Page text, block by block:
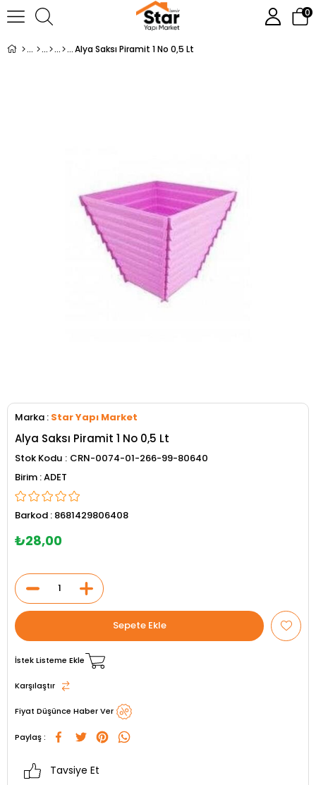
0
Alya Saksı Piramit 1 No 0,5 Lt
Marka : Star Yapı Market
Alya Saksı Piramit 1 No 0,5 Lt
Stok Kodu
CRN-0074-01-266-99-80640
ADET
Barkod : 8681429806408
₺28,00
İstek Listeme Ekle
Karşılaştır
Fiyat Düşünce Haber Ver
Paylaş :
Tavsiye Et